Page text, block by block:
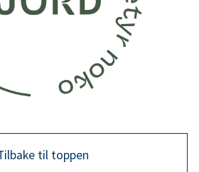
til toppen